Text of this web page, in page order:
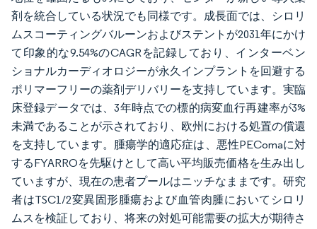
剤を統合している状況でも同様です。成長面では、シロリ
ムスコーティングバルーンおよびステントが2031年にかけ
て印象的な9.54%のCAGRを記録しており、インターベン
ショナルカーディオロジーが永久インプラントを回避する
ポリマーフリーの薬剤デリバリーを支持しています。実臨
床登録データでは、3年時点での標的病変血行再建率が3%
未満であることが示されており、欧州における処置の償還
を支持しています。腫瘍学的適応症は、悪性PEComaに対
するFYARROを先駆けとして高い平均販売価格を生み出し
ていますが、現在の患者プールはニッチなままです。研究
者はTSC1/2変異固形腫瘍および血管肉腫においてシロリ
ムスを検証しており、将来の対処可能需要の拡大が期待さ